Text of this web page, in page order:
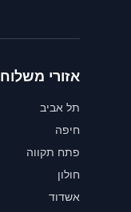
אזורי משלוח
תל אביב
חיפה
פתח תקווה
חולון
אשדוד